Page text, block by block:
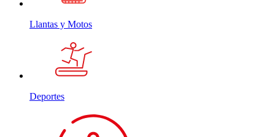
Llantas y Motos
Deportes